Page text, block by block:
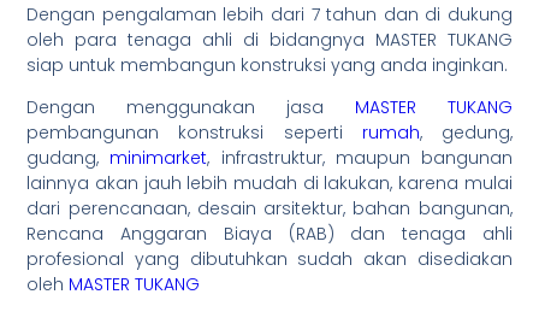
Dengan pengalaman lebih dari 7 tahun dan di dukung
oleh para tenaga ahli di bidangnya MASTER TUKANG
siap untuk membangun konstruksi yang anda inginkan.
Dengan menggunakan jasa MASTER TUKANG
pembangunan konstruksi seperti rumah, gedung,
gudang, minimarket, infrastruktur, maupun bangunan
lainnya akan jauh lebih mudah di lakukan, karena mulai
dari perencanaan, desain arsitektur, bahan bangunan,
Rencana Anggaran Biaya (RAB) dan tenaga ahli
profesional yang dibutuhkan sudah akan disediakan
oleh MASTER TUKANG